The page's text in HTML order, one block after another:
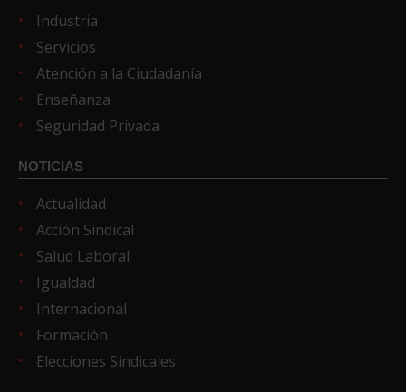
Industria
Servicios
Atención a la Ciudadanía
Enseñanza
Seguridad Privada
NOTICIAS
Actualidad
Acción Sindical
Salud Laboral
Igualdad
Internacional
Formación
Elecciones Sindicales